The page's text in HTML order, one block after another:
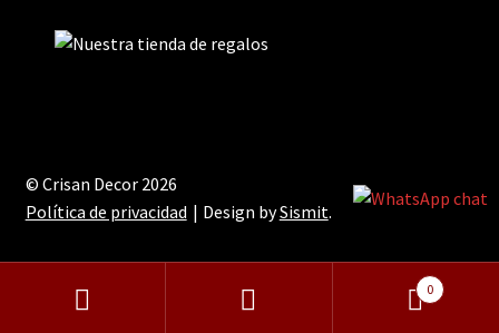
© Crisan Decor 2026
Política de privacidad
Design bySismit.
0